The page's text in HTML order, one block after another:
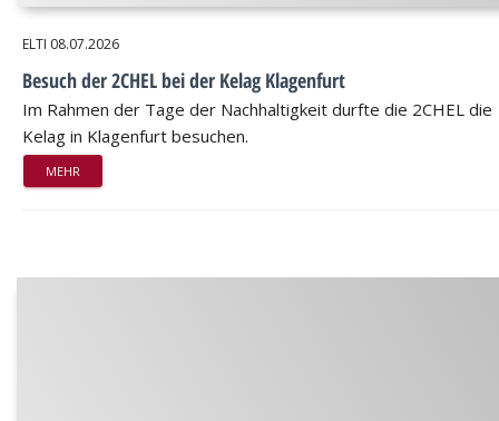
ELTI 08.07.2026
Besuch der 2CHEL bei der Kelag Klagenfurt
Im Rahmen der Tage der Nachhaltigkeit durfte die 2CHEL die
Kelag in Klagenfurt besuchen.
MEHR